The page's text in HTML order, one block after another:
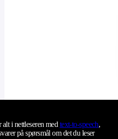
alt i nettleseren med text-to-speech,
på spørsmål om det du leser